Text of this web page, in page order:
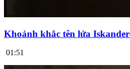
Khoảnh khắc tên lửa
01:51